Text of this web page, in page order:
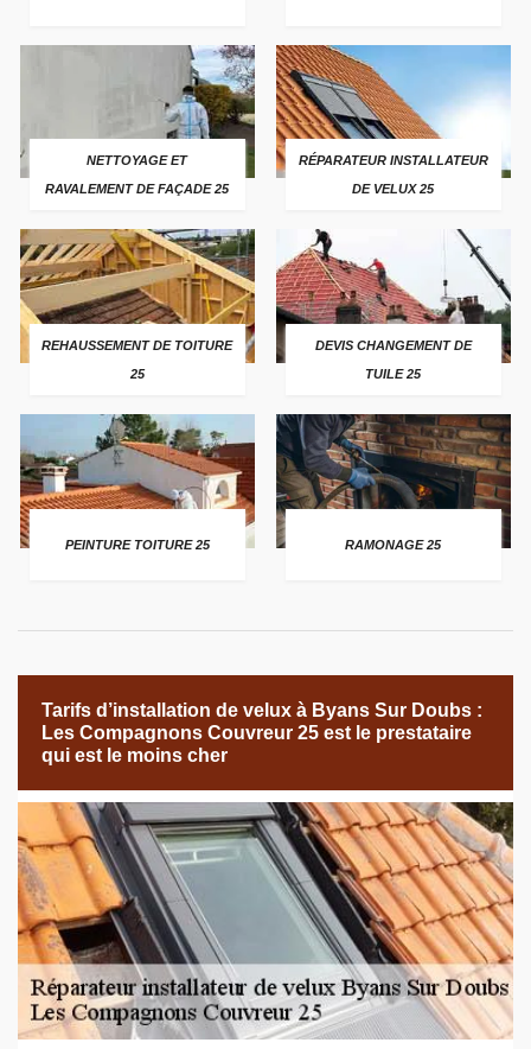
NETTOYAGE ET
RAVALEMENT DE FAÇADE 25
RÉPARATEUR INSTALLATEUR
DE VELUX 25
REHAUSSEMENT DE TOITURE
25
DEVIS CHANGEMENT DE
TUILE 25
PEINTURE TOITURE 25 RAMONAGE 25
Tarifs d’installation de velux à Byans Sur Doubs :
Les Compagnons Couvreur 25 est le prestataire
qui est le moins cher